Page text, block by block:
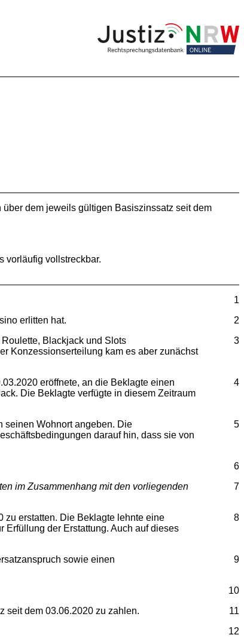
dem jeweils gültigen Basiszinssatz seit dem
vorläufig vollstreckbar.
1
2
erlitten hat.
3
Blackjack und Slots
Konzessionserteilung kam es aber zunächst
4
eröffnete, an die Beklagte einen
Die Beklagte verfügte in diesem Zeitraum
5
seinen Wohnort angeben. Die
darauf hin, dass sie von
6
7
im Zusammenhang mit den vorliegenden
8
zu erstatten. Die Beklagte lehnte eine
Erfüllung der Erstattung. Auch auf dieses
9
sowie einen
10
11
seit dem 03.06.2020 zu zahlen.
12